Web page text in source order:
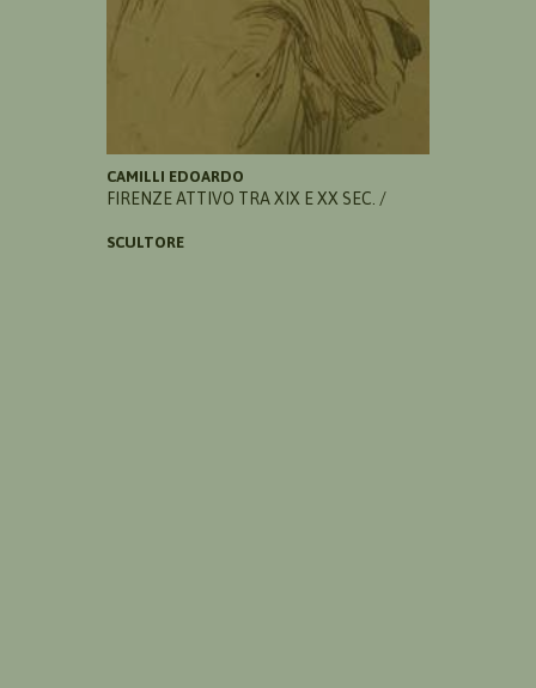
CAMILLI EDOARDO
FIRENZE ATTIVO TRA XIX E XX SEC. /
SCULTORE